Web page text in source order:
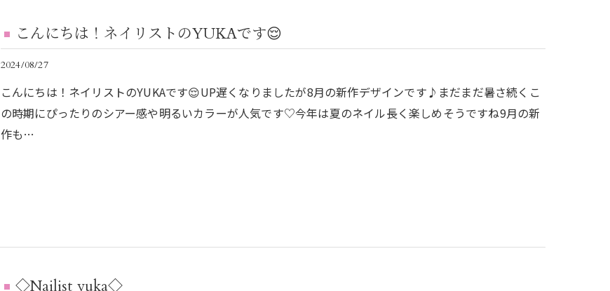
こんにちは！ネイリストのYUKAです😌
2024/08/27
こんにちは！ネイリストのYUKAです😌UP遅くなりましたが8月の新作デザインです♪まだまだ暑さ続くこ
の時期にぴったりのシアー感や明るいカラーが人気です♡今年は夏のネイル長く楽しめそうですね9月の新
作も…
◇Nailist yuka◇